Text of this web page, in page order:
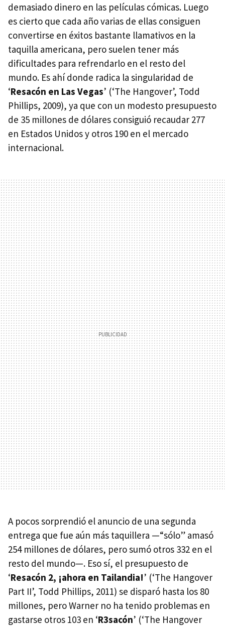
demasiado dinero en las películas cómicas. Luego
es cierto que cada año varias de ellas consiguen
convertirse en éxitos bastante llamativos en la
taquilla americana, pero suelen tener más
dificultades para refrendarlo en el resto del
mundo. Es ahí donde radica la singularidad de
‘Resacón en Las Vegas’ (‘The Hangover’, Todd
Phillips, 2009), ya que con un modesto presupuesto
de 35 millones de dólares consiguió recaudar 277
en Estados Unidos y otros 190 en el mercado
internacional.
A pocos sorprendió el anuncio de una segunda
entrega que fue aún más taquillera —“sólo” amasó
254 millones de dólares, pero sumó otros 332 en el
resto del mundo—. Eso sí, el presupuesto de
‘Resacón 2, ¡ahora en Tailandia!’ (‘The Hangover
Part II’, Todd Phillips, 2011) se disparó hasta los 80
millones, pero Warner no ha tenido problemas en
gastarse otros 103 en ‘R3sacón’ (‘The Hangover